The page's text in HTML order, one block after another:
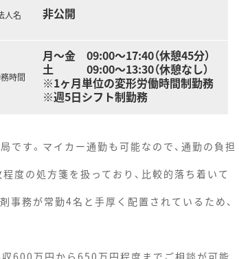
人名 非公開
時間
月～金 09:00～17:40（休憩45分）
土 09:00～13:30（休憩なし）
※1ヶ月単位の変形労働時間制勤務
※週5日シフト制勤務
です。マイカー通勤も可能なので、通勤の負担
度の処方箋を扱っており、比較的落ち着いて
務が常勤4名と手厚く配置されているため、
600万円から650万円程度までご相談が可能